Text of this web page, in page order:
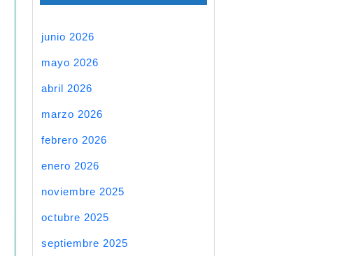
junio 2026
mayo 2026
abril 2026
marzo 2026
febrero 2026
enero 2026
noviembre 2025
octubre 2025
septiembre 2025